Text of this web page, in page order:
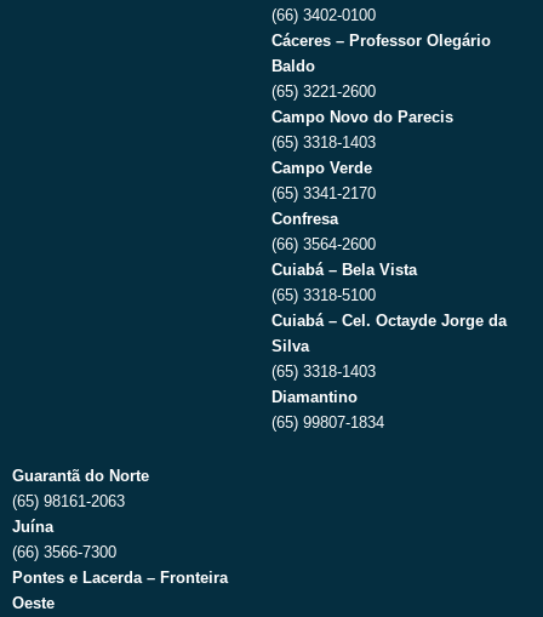
(66) 3402-0100
Cáceres – Professor Olegário
Baldo
(65) 3221-2600
Campo Novo do Parecis
(65) 3318-1403
Campo Verde
(65) 3341-2170
Confresa
(66) 3564-2600
Cuiabá – Bela Vista
(65) 3318-5100
Cuiabá – Cel. Octayde Jorge da
Silva
(65) 3318-1403
Diamantino
(65) 99807-1834
Guarantã do Norte
(65) 98161-2063
Juína
(66) 3566-7300
Pontes e Lacerda – Fronteira
Oeste